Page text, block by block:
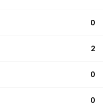
0
2
0
0